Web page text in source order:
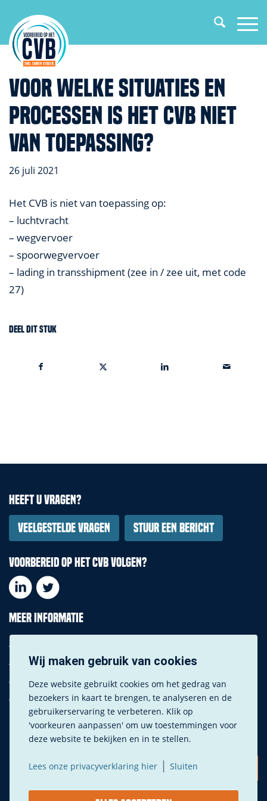
Voor welke situaties en
processen is het CVB niet
van toepassing?
26 juli 2021
Het CVB is niet van toepassing op:
– luchtvracht
– wegvervoer
– spoorwegvervoer
– lading in transshipment (zee in / zee uit, met code
27)
Deel dit stuk
Heeft u vragen?
Veelgestelde vragen
Stuur een bericht
Voorbereid op het CVB volgen?
Meer informatie
Downloads
Privacy instellingen
Fotografie
© Copyright – CVB
Wij maken gebruik van cookies
Deze website gebruikt cookies om het gedrag van
bezoekers in kaart te brengen, te analyseren en de
gebruikerservaring te verbeteren. Klik op
'voorkeuren aanpassen' om uw toestemmingen voor
deze website te bekijken en in te stellen.
Lees onze privacyverklaring hier | Sluiten